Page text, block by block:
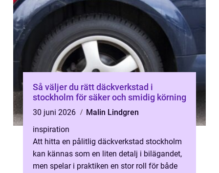
Så väljer du rätt däckverkstad i
stockholm för säker och smidig körning
30 juni 2026
Malin Lindgren
inspiration
Att hitta en pålitlig däckverkstad stockholm
kan kännas som en liten detalj i bilägandet,
men spelar i praktiken en stor roll för både